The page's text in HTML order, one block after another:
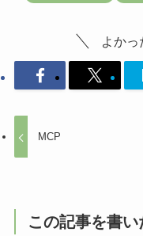
よかっ
MCP
この記事を書い